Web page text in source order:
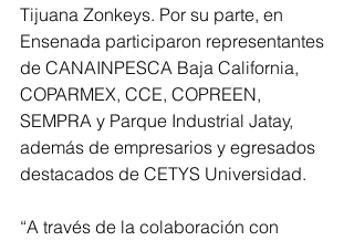
Tijuana Zonkeys. Por su parte, en
Ensenada participaron representantes
de CANAINPESCA Baja California,
COPARMEX, CCE, COPREEN,
SEMPRA y Parque Industrial Jatay,
además de empresarios y egresados
destacados de CETYS Universidad.
“A través de la colaboración con